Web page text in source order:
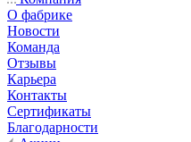
О фабрике
Новости
Команда
Отзывы
Карьера
Контакты
Сертификаты
Благодарности